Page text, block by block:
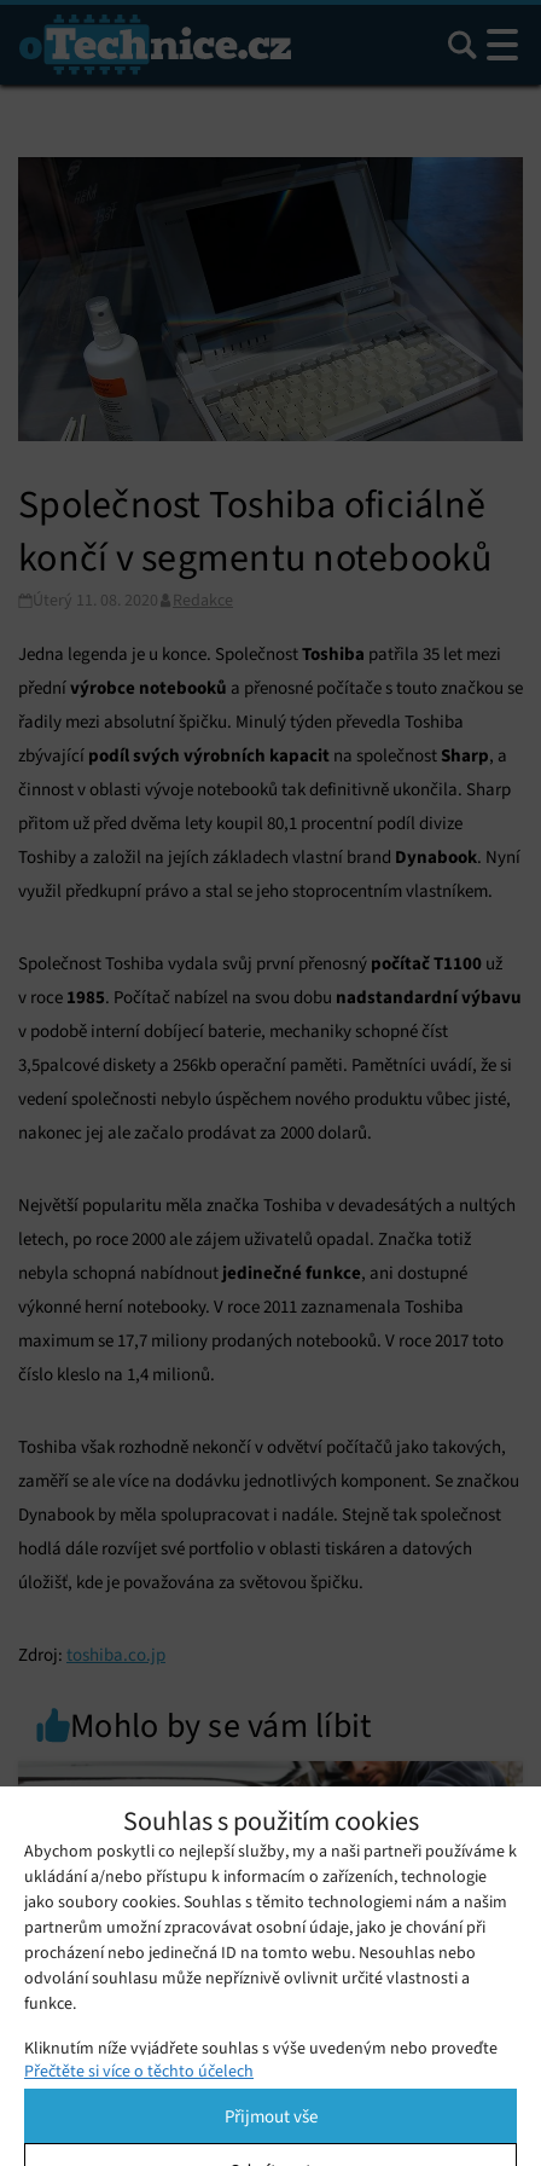
Souhlas s použitím cookies
Abychom poskytli co nejlepší služby, my a naši partneři používáme k
ukládání a/nebo přístupu k informacím o zařízeních, technologie
jako soubory cookies. Souhlas s těmito technologiemi nám a našim
partnerům umožní zpracovávat osobní údaje, jako je chování při
procházení nebo jedinečná ID na tomto webu. Nesouhlas nebo
odvolání souhlasu může nepříznivě ovlivnit určité vlastnosti a
funkce.
Kliknutím níže vyjádřete souhlas s výše uvedeným nebo proveďte
podrobnější rozhodnutí. Vaše volby budou použity pouze na tomto
pomocí přepínačů v Zásadách cookies nebo kliknutím na tlačítko
Spravovat souhlas ve spodní části obrazovky.
Přečtěte si více o těchto účelech
Přijmout vše
Hledat
Společnost Toshiba oficiálně
končí v segmentu notebooků
Úterý 11. 08. 2020 Redakce
Jedna legenda je u konce. SpolečnostToshiba patřila 35 let mezi
přednívýrobce notebooků a přenosné počítače s touto značkou se
řadily mezi absolutní špičku. Minulý týden převedla Toshiba
zbývající podíl svých výrobních kapacit na společnost Sharp, a
činnost v oblasti vývoje notebooků tak definitivně ukončila. Sharp
přitom už před dvěma lety koupil 80,1 procentní podíl divize
Toshiby a založil na jejích základech vlastní brand Dynabook. Nyní
využil předkupní právo a stal se jeho stoprocentním vlastníkem.
Společnost Toshiba vydala svůj první přenosný počítač T1100 už
v roce 1985. Počítač nabízel na svou dobu nadstandardní výbavu
v podobě interní dobíjecí baterie, mechaniky schopné číst
3,5palcové diskety a 256kb operační paměti. Pamětníci uvádí, že si
vedení společnosti nebylo úspěchem nového produktu vůbec jisté,
nakonec jej ale začalo prodávat za 2000 dolarů.
Největší popularitu měla značka Toshiba v devadesátých a nultých
letech, po roce 2000 ale zájem uživatelů opadal. Značka totiž
nebyla schopná nabídnout jedinečné funkce, ani dostupné
výkonné herní notebooky. V roce 2011 zaznamenala Toshiba
maximum se 17,7 miliony prodaných notebooků. V roce 2017 toto
číslo kleslo na 1,4 milionů.
Toshiba však rozhodně nekončí v odvětví počítačů jako takových,
zaměří se ale více na dodávku jednotlivých komponent. Se značkou
Dynabook by měla spolupracovat i nadále. Stejně tak společnost
hodlá dále rozvíjet své portfolio v oblasti tiskáren a datových
úložišť, kde je považována za světovou špičku.
Zdroj: toshiba.co.jp
Mohlo by se vám líbit
Úklid auta jednoduše a efektivně
Už vás nebaví drobky a chlupy v autě? Zjistěte, jak si vybrat